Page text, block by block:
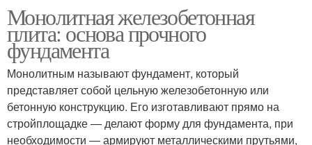
Монолитная железобетонная
плита: основа прочного
фундамента
Монолитным называют фундамент, который
представляет собой цельную железобетонную или
бетонную конструкцию. Его изготавливают прямо на
стройплощадке ― делают форму для фундамента, при
необходимости ― армируют металлическими прутьями,